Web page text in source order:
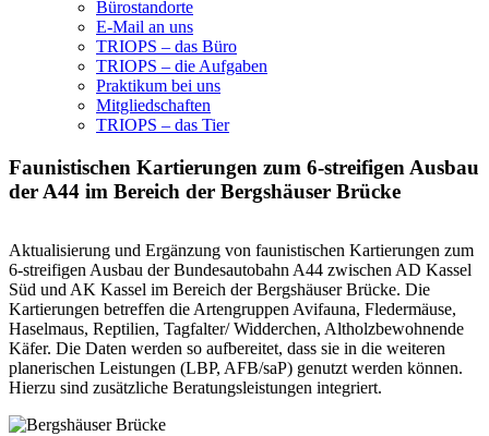
Bürostandorte
E-Mail an uns
TRIOPS – das Büro
TRIOPS – die Aufgaben
Praktikum bei uns
Mitgliedschaften
TRIOPS – das Tier
Faunistischen Kartierungen zum 6-streifigen Ausbau
der A44 im Bereich der Bergshäuser Brücke
Aktualisierung und Ergänzung von faunistischen Kartierungen zum
6-streifigen Ausbau der Bundesautobahn A44 zwischen AD Kassel
Süd und AK Kassel im Bereich der Bergshäuser Brücke. Die
Kartierungen betreffen die Artengruppen Avifauna, Fledermäuse,
Haselmaus, Reptilien, Tagfalter/ Widderchen, Altholzbewohnende
Käfer. Die Daten werden so aufbereitet, dass sie in die weiteren
planerischen Leistungen (LBP, AFB/saP) genutzt werden können.
Hierzu sind zusätzliche Beratungsleistungen integriert.